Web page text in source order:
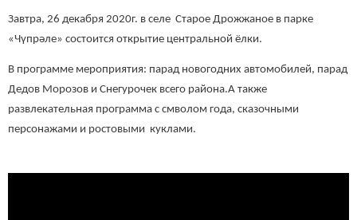
Завтра, 26 декабря 2020г. в селе Старое Дрожжаное в парке
«Чүпрәле» состоится открытие центральной ёлки.
В программе мероприятия: парад новогодних автомобилей, парад
Дедов Морозов и Снегурочек всего района.А также
развлекательная программа с смволом года, сказочными
персонажами и ростовыми куклами.